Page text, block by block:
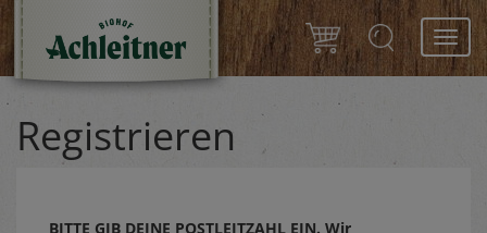
Registrieren
BITTE GIB DEINE POSTLEITZAHL EIN. Wir